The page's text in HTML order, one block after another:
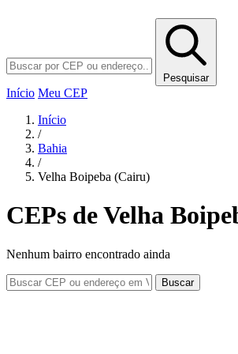
Pesquisar
Início Meu CEP
Início
/
Bahia
/
Velha Boipeba (Cairu)
CEPs de Velha
Nenhum bairro encontrado ainda
Buscar